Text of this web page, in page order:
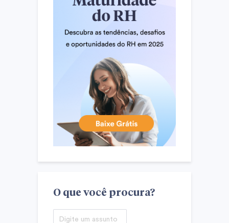
O que você procura?